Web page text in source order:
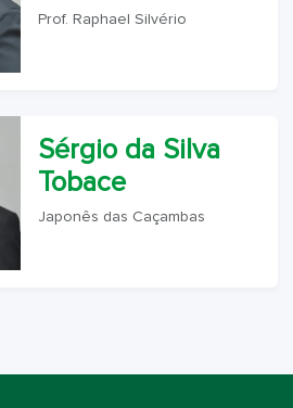
Prof. Raphael Silvério
Sérgio da Silva
Tobace
Japonês das Caçambas